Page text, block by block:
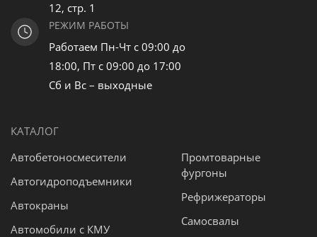
12, стр. 1
РЕЖИМ РАБОТЫ
Работаем Пн-Чт с 09:00 до
18:00, Пт с 09:00 до 17:00
Сб и Вс – выходные
КАТАЛОГ
Автобетоносмесители
Автогидроподъемники
Автокраны
Автомобили с КМУ
Промтоварные
фургоны
Рефрижераторы
Самосвалы